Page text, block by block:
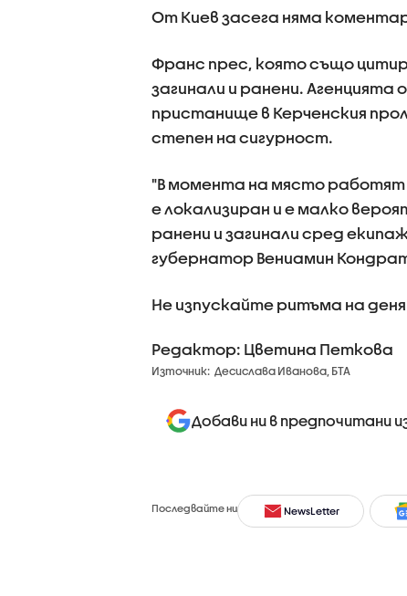
От Киев засега няма
Франс прес, която също
загинали и ранени.
пристанище в Керченския
степен на сигурност.
"В момента на място
е локализиран и е малко
ранени и загинали сред
губернатор Вениамин
Не изпускайте ритъма на
Редактор: Цветина Петкова
Източник: Десислава Иванова, БТА
Добави ни в предпочитани
Последвайте ни NewsLetter